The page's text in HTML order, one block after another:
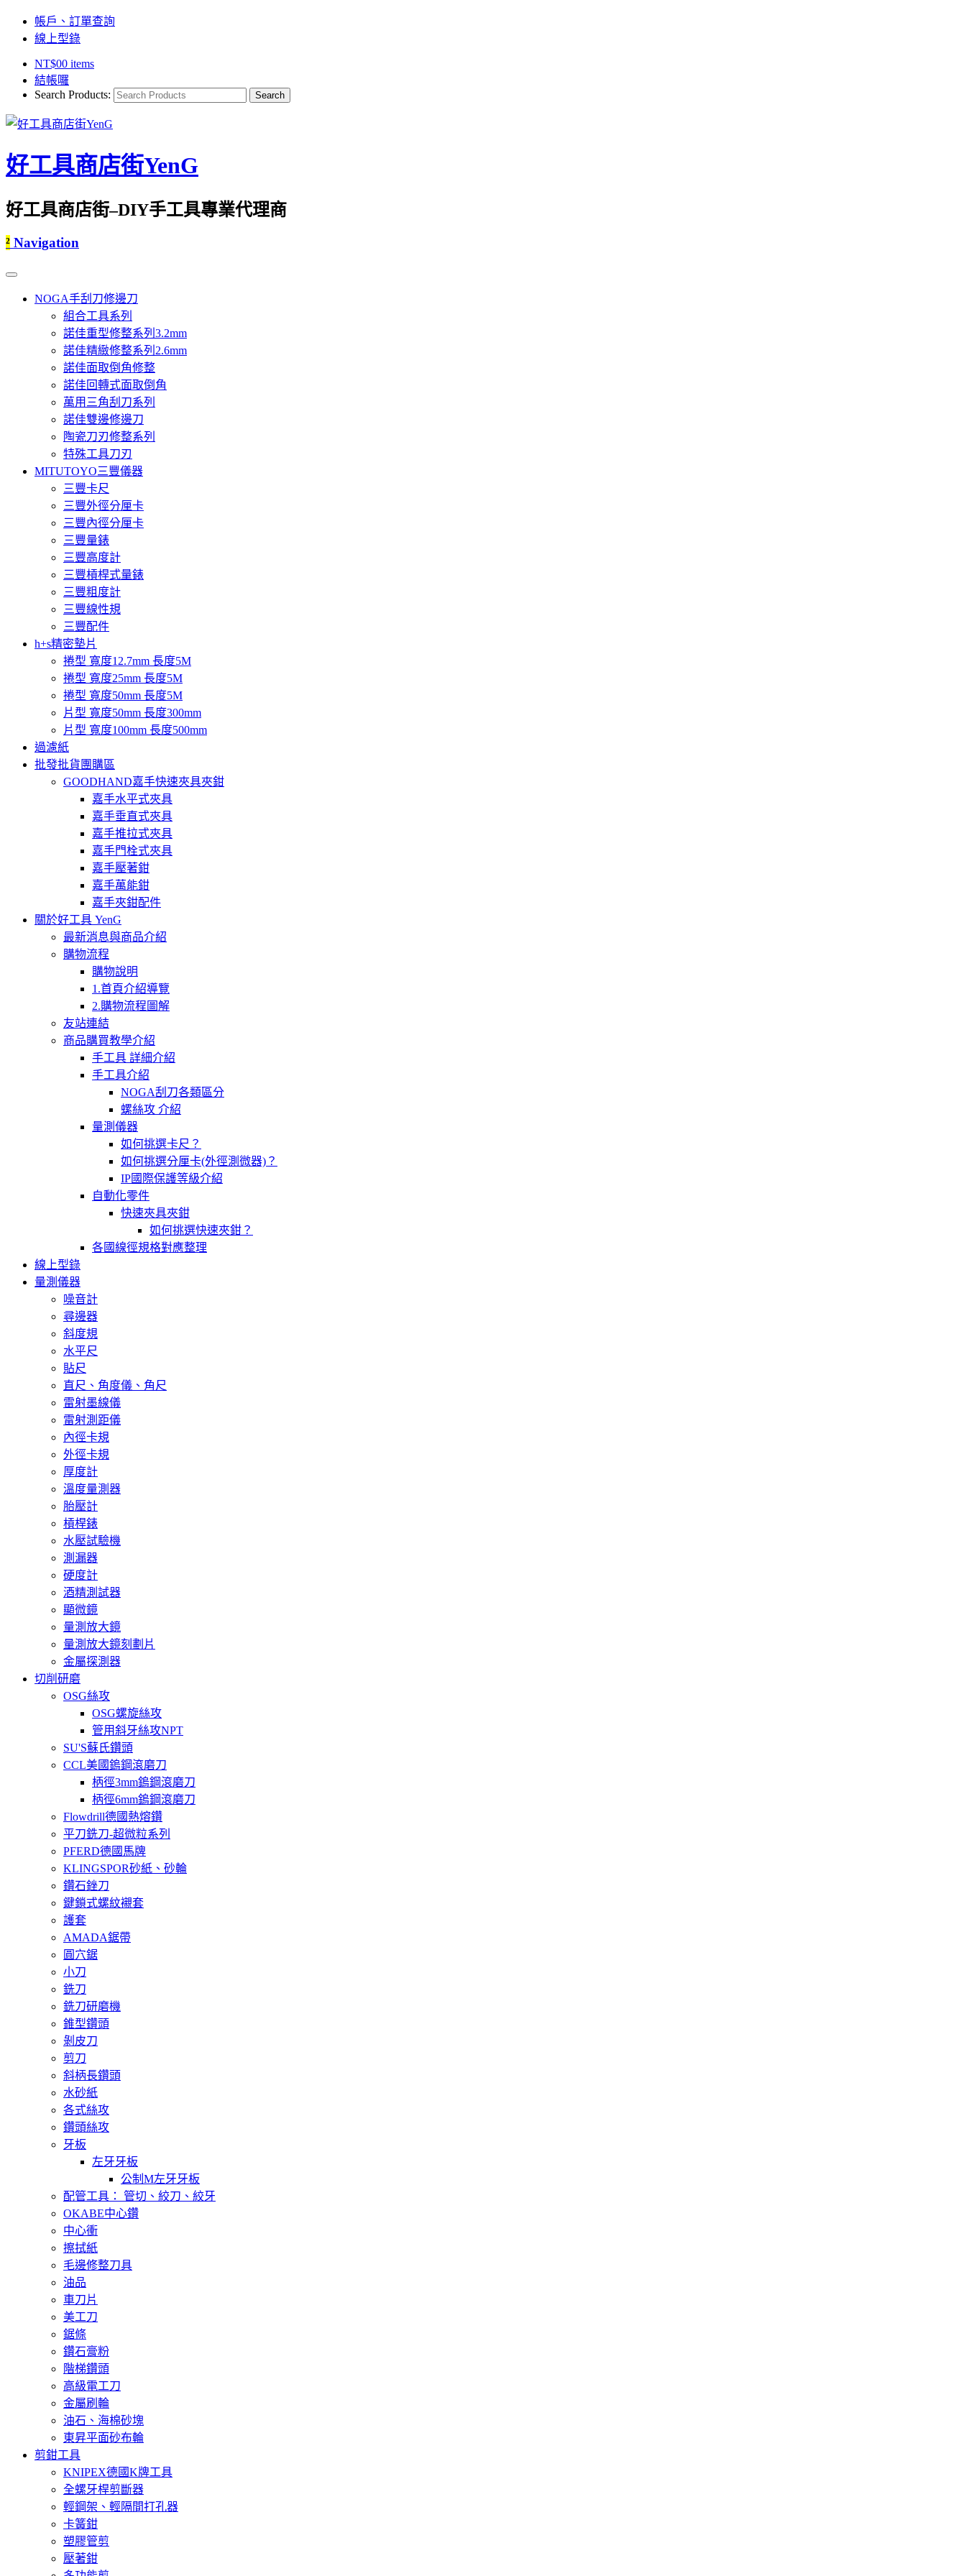
帳戶、訂單查詢
線上型錄
NT$00 items
結帳囉
Search Products:
好工具商店街YenG
好工具商店街–DIY手工具專業代理商
² Navigation
NOGA手刮刀修邊刀
組合工具系列
諾佳重型修整系列3.2mm
諾佳精緻修整系列2.6mm
諾佳面取倒角修整
諾佳回轉式面取倒角
萬用三角刮刀系列
諾佳雙邊修邊刀
陶瓷刀刃修整系列
特殊工具刀刃
MITUTOYO三豐儀器
三豐卡尺
三豐外徑分厘卡
三豐內徑分厘卡
三豐量錶
三豐高度計
三豐槓桿式量錶
三豐粗度計
三豐線性規
三豐配件
h+s精密墊片
捲型 寬度12.7mm 長度5M
捲型 寬度25mm 長度5M
捲型 寬度50mm 長度5M
片型 寬度50mm 長度300mm
片型 寬度100mm 長度500mm
過濾紙
批發批貨團購區
GOODHAND嘉手快速夾具夾鉗
嘉手水平式夾具
嘉手垂直式夾具
嘉手推拉式夾具
嘉手門栓式夾具
嘉手壓著鉗
嘉手萬能鉗
嘉手夾鉗配件
關於好工具 YenG
最新消息與商品介紹
購物流程
購物說明
1.首頁介紹導覽
2.購物流程圖解
友站連結
商品購買教學介紹
手工具 詳細介紹
手工具介紹
NOGA刮刀各類區分
螺絲攻 介紹
量測儀器
如何挑選卡尺？
如何挑選分厘卡(外徑測微器)？
IP國際保護等級介紹
自動化零件
快速夾具夾鉗
如何挑選快速夾鉗？
各國線徑規格對應整理
線上型錄
量測儀器
噪音計
尋邊器
斜度規
水平尺
貼尺
直尺、角度儀、角尺
雷射墨線儀
雷射測距儀
內徑卡規
外徑卡規
厚度計
溫度量測器
胎壓計
槓桿錶
水壓試驗機
測漏器
硬度計
酒精測試器
顯微鏡
量測放大鏡
量測放大鏡刻劃片
金屬探測器
切削研磨
OSG絲攻
OSG螺旋絲攻
管用斜牙絲攻NPT
SU'S蘇氏鑽頭
CCL美國鎢鋼滾磨刀
柄徑3mm鎢鋼滾磨刀
柄徑6mm鎢鋼滾磨刀
Flowdrill德國熱熔鑽
平刀銑刀-超微粒系列
PFERD德國馬牌
KLINGSPOR砂紙、砂輪
鑽石銼刀
鍵鎖式螺紋襯套
護套
AMADA鋸帶
圓穴鋸
小刀
銑刀
銑刀研磨機
錐型鑽頭
剝皮刀
剪刀
斜柄長鑽頭
水砂紙
各式絲攻
鑽頭絲攻
牙板
左牙牙板
公制M左牙牙板
配管工具： 管切、絞刀、絞牙
OKABE中心鑽
中心衝
擦拭紙
毛邊修整刀具
油品
車刀片
美工刀
鋸條
鑽石膏粉
階梯鑽頭
高級電工刀
金屬刷輪
油石、海棉砂塊
東昇平面砂布輪
剪鉗工具
KNIPEX德國K牌工具
全螺牙桿剪斷器
輕鋼架、輕隔間打孔器
卡簧鉗
塑膠管剪
壓著鉗